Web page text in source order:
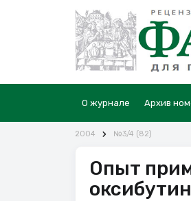
О журнале Архив
2004 №3/4 (82)
Опыт